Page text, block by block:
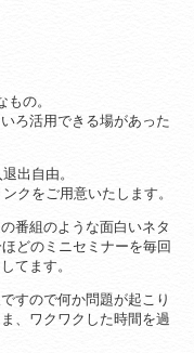
の。
ろ活用できる場があった
出自由。
クをご用意いたします。
番組のような面白いネタ
どのミニセミナーを毎回
てます。
すので何か問題が起こり
、ワクワクした時間を過